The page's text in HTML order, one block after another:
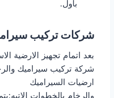
باول.
شركات تركيب
بعد اتمام تجهيز الارضية
شركة تركيب سيراميك
ارضيات السيراميك
والرخام بالخطوات